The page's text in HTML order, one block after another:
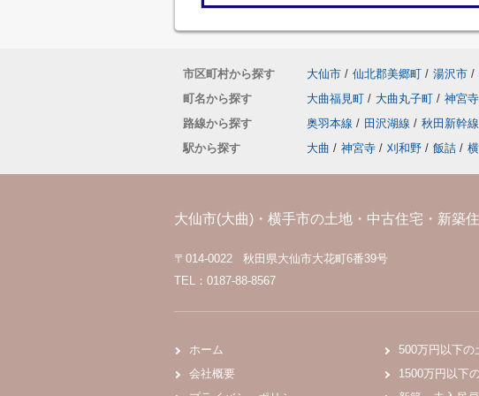
市区町村から探す 大仙市 / 仙北郡美郷町 / 湯沢市 /
町名から探す
大曲福見町 / 大曲丸子町 / 神宮寺
路線から探す
奥羽本線 / 田沢湖線 / 秋田新幹線
駅から探す
大曲 / 神宮寺 / 刈和野 / 飯詰 /
大仙市(大曲)・横手市の土地・中古住宅・新築
〒014-0022 秋田県大仙市大花町6番39号
TEL：0187-88-8567
ホーム
会社概要
500万円以下の
1500万円以下